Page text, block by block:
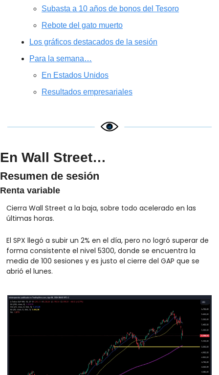
Subasta a 10 años de bonos del Tesoro
Rebote del gato muerto
Los gráficos destacados de la sesión
Para la semana…
En Estados Unidos
Resultados empresariales
En Wall Street…
Resumen de sesión
Renta variable
Cierra Wall Street a la baja, sobre todo acelerado en las
últimas horas.
El SPX llegó a subir un 2% en el día, pero no logró superar de
forma consistente el nivel 5300, donde se encuentra la
media de 100 sesiones y es justo el cierre del GAP que se
abrió el lunes.